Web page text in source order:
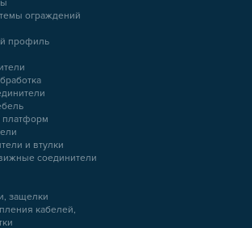
ограждений
профиль
платформ
и втулки
соединители
защелки
кабелей,